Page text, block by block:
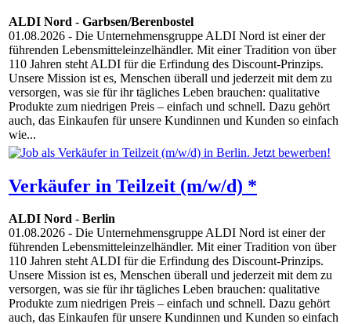
ALDI Nord - Garbsen/Berenbostel
01.08.2026 - Die Unternehmensgruppe ALDI Nord ist einer der
führenden Lebensmitteleinzelhändler. Mit einer Tradition von über
110 Jahren steht ALDI für die Erfindung des Discount-Prinzips.
Unsere Mission ist es, Menschen überall und jederzeit mit dem zu
versorgen, was sie für ihr tägliches Leben brauchen: qualitative
Produkte zum niedrigen Preis – einfach und schnell. Dazu gehört
auch, das Einkaufen für unsere Kundinnen und Kunden so einfach
wie...
Verkäufer in Teilzeit (m/w/d) *
ALDI Nord - Berlin
01.08.2026 - Die Unternehmensgruppe ALDI Nord ist einer der
führenden Lebensmitteleinzelhändler. Mit einer Tradition von über
110 Jahren steht ALDI für die Erfindung des Discount-Prinzips.
Unsere Mission ist es, Menschen überall und jederzeit mit dem zu
versorgen, was sie für ihr tägliches Leben brauchen: qualitative
Produkte zum niedrigen Preis – einfach und schnell. Dazu gehört
auch, das Einkaufen für unsere Kundinnen und Kunden so einfach